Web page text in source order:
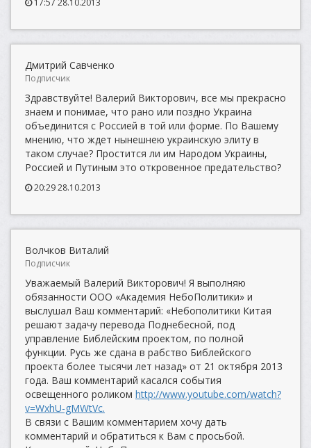
17:57 28.10.2013
Дмитрий Савченко
Подписчик
Здравствуйте! Валерий Викторович, все мы прекрасно
знаем и понимае, что рано или поздно Украина
объединится с Россией в той или форме. По Вашему
мнению, что ждет нынешнею украинскую элиту в
таком случае? Простится ли им Народом Украины,
Россией и Путиным это откровенное предательство?
20:29 28.10.2013
Волчков Виталий
Подписчик
Уважаемый Валерий Викторович! Я выполняю
обязанности ООО «Академия НебоПолитики» и
выслушал Ваш комментарий: «Небополитики Китая
решают задачу перевода Поднебесной, под
управление Библейским проектом, по полной
функции. Русь же сдана в рабство Библейского
проекта более тысячи лет назад» от 21 октября 2013
года. Ваш комментарий касался события
освещенного роликом http://www.youtube.com/watch?
v=WxhU-gMWtVc.
В связи с Вашим комментарием хочу дать
комментарий и обратиться к Вам с просьбой.